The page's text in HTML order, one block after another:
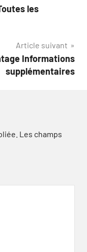
les
Article suivant
Informations
supplémentaires
Les champs